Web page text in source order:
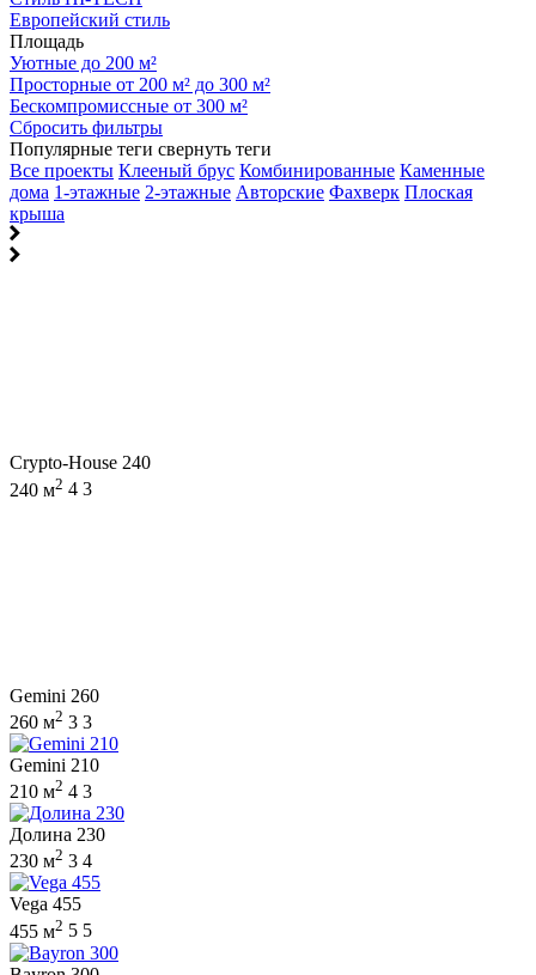
Европейский стиль
Площадь
Уютные до 200 м²
Просторные от 200 м² до 300 м²
Бескомпромиссные от 300 м²
Сбросить фильтры
Популярные теги свернуть теги
Все проекты Клееный брус Комбинированные Каменные
дома 1-этажные 2-этажные Авторские Фахверк Плоская
крыша
Crypto-House 240
240 м2 4 3
Gemini 260
260 м2 3 3
Gemini 210
210 м2 4 3
Долина 230
230 м2 3 4
Vega 455
455 м2 5 5